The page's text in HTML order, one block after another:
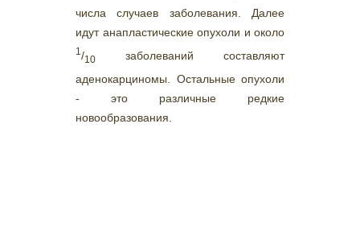
числа случаев заболевания. Далее
идут анапластические опухоли и около
1 /10
заболеваний составляют
аденокарциномы. Остальные опухоли
- это различные редкие
новообразования.